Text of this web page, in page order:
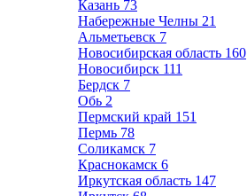
Казань 73
Набережные Челны 21
Альметьевск 7
Новосибирская область 160
Новосибирск 111
Бердск 7
Обь 2
Пермский край 151
Пермь 78
Соликамск 7
Краснокамск 6
Иркутская область 147